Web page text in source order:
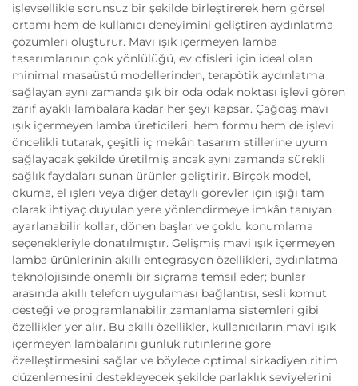
işlevsellikle sorunsuz bir şekilde birleştirerek hem görsel
ortamı hem de kullanıcı deneyimini geliştiren aydınlatma
çözümleri oluşturur. Mavi ışık içermeyen lamba
tasarımlarının çok yönlülüğü, ev ofisleri için ideal olan
minimal masaüstü modellerinden, terapötik aydınlatma
sağlayan aynı zamanda şık bir oda odak noktası işlevi gören
zarif ayaklı lambalara kadar her şeyi kapsar. Çağdaş mavi
ışık içermeyen lamba üreticileri, hem formu hem de işlevi
öncelikli tutarak, çeşitli iç mekân tasarım stillerine uyum
sağlayacak şekilde üretilmiş ancak aynı zamanda sürekli
sağlık faydaları sunan ürünler geliştirir. Birçok model,
okuma, el işleri veya diğer detaylı görevler için ışığı tam
olarak ihtiyaç duyulan yere yönlendirmeye imkân tanıyan
ayarlanabilir kollar, dönen başlar ve çoklu konumlama
seçenekleriyle donatılmıştır. Gelişmiş mavi ışık içermeyen
lamba ürünlerinin akıllı entegrasyon özellikleri, aydınlatma
teknolojisinde önemli bir sıçrama temsil eder; bunlar
arasında akıllı telefon uygulaması bağlantısı, sesli komut
desteği ve programlanabilir zamanlama sistemleri gibi
özellikler yer alır. Bu akıllı özellikler, kullanıcıların mavi ışık
içermeyen lambalarını günlük rutinlerine göre
özelleştirmesini sağlar ve böylece optimal sirkadiyen ritim
düzenlemesini destekleyecek şekilde parlaklık seviyelerini